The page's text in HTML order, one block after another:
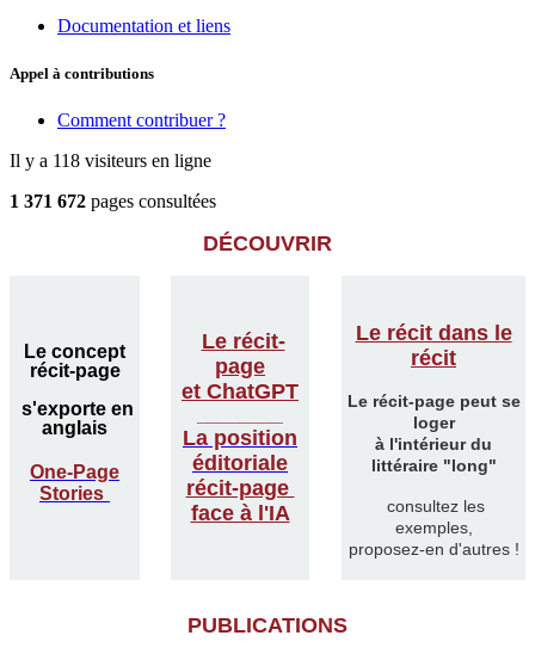
Documentation et liens
Appel à contributions
Comment contribuer ?
Il y a 118 visiteurs en ligne
1 371 672 pages consultées
DÉCOUVRIR
Le concept
récit-page
s'exporte en
anglais
One-Page
Stories
Le récit-
page
et ChatGPT
La position
éditoriale
récit-page
face à l'IA
Le récit dans le
récit
Le récit-page peut se
loger
à l'intérieur du
littéraire "long"
consultez les
exemples,
proposez-en d'autres !
PUBLICATIONS